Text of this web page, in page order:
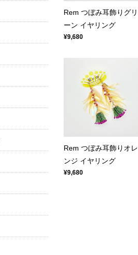
Rem つぼみ耳飾りグリ
ーン イヤリング
¥9,680
Rem つぼみ耳飾りオレ
ンジ イヤリング
¥9,680